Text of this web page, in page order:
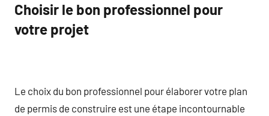
Choisir le bon professionnel pour
votre projet
Le choix du bon professionnel pour élaborer votre plan
de permis de construire est une étape incontournable